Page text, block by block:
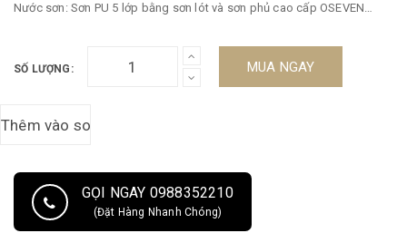
Nước sơn: Sơn PU 5 lớp bằng sơn lót và sơn phủ cao cấp OSEVEN
thời gian» Sản phẩm Đồ gỗ BÌNH LONG : được sản xuất trực tiếp,
không qua các khâu trung gian nên giá thành luôn rẻ hơn thị trương rất
Bộ Bàn Ghế Phòng Khách Trứng đối gỗ hương đá với 7 món mang lại
lưng thư giãn đem lại cảm giác thoải mái, sảng khoái ngay tại chỗ. Với
đội ngũ nhân viên và các tốp thợ giàu kinh nghiệm tay nghề cao, có
đầu óc thẩm mỹ tốtTẶNG KÈM BỘ GỐI ÔM 5 GỐI CAO CẤP
SỐ LƯỢNG: MUA NGAY
GỌI NGAY 0988352210
(Đặt Hàng Nhanh Chóng)